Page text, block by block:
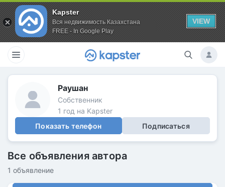
Kapster
Вся недвижимость Казахстана
FREE - In Google Play
VIEW
Раушан
Собственник
1 год на Kapster
Показать телефон
Подписаться
Все объявления автора
1 объявление